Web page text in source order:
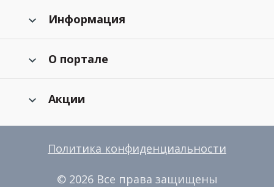
Информация
О портале
Акции
Политика конфиденциальности
© 2026 Все права защищены